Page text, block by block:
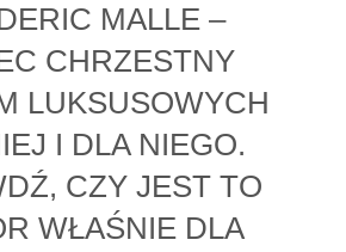
MALLE –
CHRZESTNY
LUKSUSOWYCH
I DLA NIEGO.
CZY JEST TO
WŁAŚNIE DLA